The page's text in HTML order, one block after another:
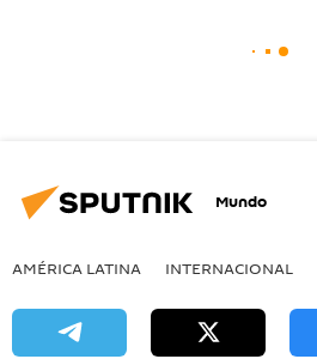
Mundo
AMÉRICA LATINA INTERNACIONAL